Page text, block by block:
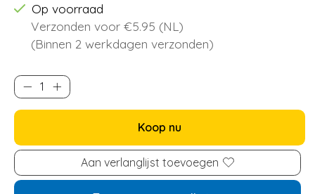
Op voorraad
Verzonden voor €5.95 (NL)
(Binnen 2 werkdagen verzonden)
Koop nu
Aan verlanglijst toevoegen